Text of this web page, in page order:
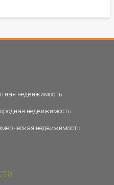
недвижимость
недвижимость
недвижимость